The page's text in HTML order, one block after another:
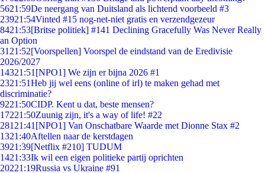
5621:59De neergang van Duitsland als lichtend voorbeeld #3
23921:54Vinted #15 nog-net-niet gratis en verzendgezeur
8421:53[Britse politiek] #141 Declining Gracefully Was Never Really
an Option
31 21:52[Voorspellen] Voorspel de eindstand van de Eredivisie
2026/2027
14321:51 [NPO1] We zijn er bijna 2026 #1
2321:51Heb jij wel eens (online of irl) te maken gehad met
discriminatie?
9221:50CIDP. Kent u dat, beste mensen?
17221:50Zuunig zijn, it's a way of life! #22
281 21:41 [NPO1] Van Onschatbare Waarde met Dionne Stax #2
1321:40Aftellen naar de kerstdagen
3921:39[Netflix #210] TUDUM
1421:33Ik wil een eigen politieke partij oprichten
20221:19Russia vs Ukraine #91